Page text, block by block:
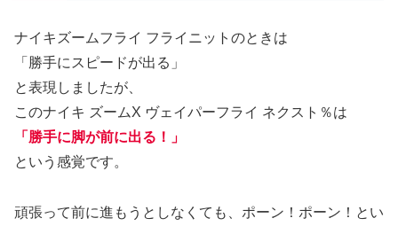
ナイキズームフライ フライニットのときは
「勝手にスピードが出る」
と表現しましたが、
このナイキ ズームX ヴェイパーフライ ネクスト％は
「勝手に脚が前に出る！」
という感覚です。
頑張って前に進もうとしなくても、ポーン！ポーン！とい